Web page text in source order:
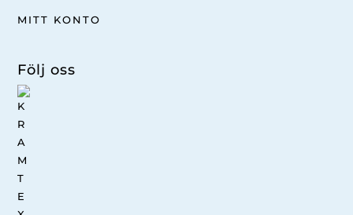
MITT KONTO
Följ oss